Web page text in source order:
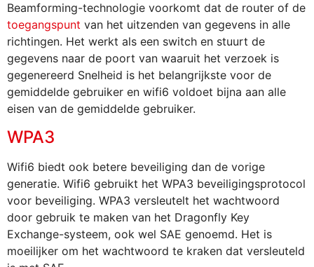
Beamforming-technologie voorkomt dat de router of de
toegangspunt van het uitzenden van gegevens in alle
richtingen. Het werkt als een switch en stuurt de
gegevens naar de poort van waaruit het verzoek is
gegenereerd Snelheid is het belangrijkste voor de
gemiddelde gebruiker en wifi6 voldoet bijna aan alle
eisen van de gemiddelde gebruiker.
WPA3
Wifi6 biedt ook betere beveiliging dan de vorige
generatie. Wifi6 gebruikt het WPA3 beveiligingsprotocol
voor beveiliging. WPA3 versleutelt het wachtwoord
door gebruik te maken van het Dragonfly Key
Exchange-systeem, ook wel SAE genoemd. Het is
moeilijker om het wachtwoord te kraken dat versleuteld